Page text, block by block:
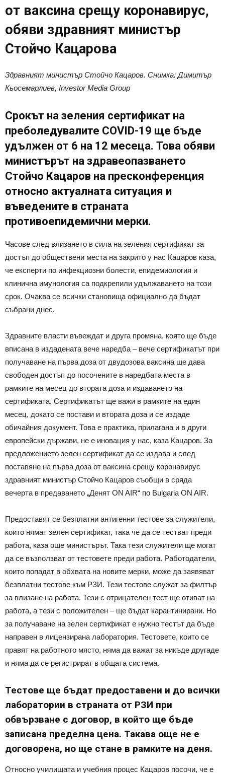
от ваксина срещу коронавирус,
обяви здравният министър
Стойчо Кацаровa
Здравният министър Стойчо Кацаров. Снимка: Димитър
Кьосемарлиев, Investor Media Group
Срокът на зеления сертификат на
преболедувалите COVID-19 ще бъде
удължен от 6 на 12 месеца. Това обяви
министърът на здравеопазването
Стойчо Кацаров на пресконференция
относно актуалната ситуация и
въведените в страната
противоепидемични мерки.
Часове след влизането в сила на зеления сертификат за
достъп до обществени места на закрито у нас Кацаров каза,
че експерти по инфекциозни болести, епидемиология и
клинична имунология са подкрепили удължаването на този
срок. Очаква се всички становища официално да бъдат
събрани днес.
Здравните власти въвеждат и друга промяна, която ще бъде
вписана в издадената вече наредба – вече сертификатът при
получаване на първа доза от двудозова ваксина ще дава
свободен достъп до посочените в наредбата места в
рамките на месец до втората доза и издаването на
сертификата. Сертификатът ще важи в рамките на един
месец, докато се постави и втората доза и се издаде
обичайния документ. Това е практика, прилагана и в други
европейски държави, не е иновация у нас, каза Кацаров. За
предложението зелен сертификат да се издава и след
поставяне на първа доза от ваксина срещу коронавирус
здравният министър Стойчо Кацаров съобщи в сряда
вечерта в предаването „Денят ON AIR“ по Bulgaria ON AIR.
Предоставят се безплатни антигенни тестове за служители,
които нямат зелен сертификат, така че да се тестват преди
работа, каза още министърът. Така тези служители ще могат
да се възползват от тестовете преди работа. Работодатели,
които попадат в обхвата на новите мерки, може да заявяват
безплатни тестове към РЗИ. Тези тестове служат за филтър
за влизане на работа. Тези с отрицателен тест ще отиват на
работа, а тези с положителен – ще бъдат карантинирани. Но
за получаване на зелен сертификат е нужно тестът да бъде
направен в лицензирана лаборатория. Тестовете, които се
правят на работното място, няма да важат за никъде другаде
и няма да се регистрират в общата система.
Тестове ще бъдат предоставени и до всички
лаборатории в страната от РЗИ при
обвързване с договор, в който ще бъде
записана пределна цена. Такава още не е
договорена, но ще стане в рамките на деня.
Относно училищата и учебния процес Кацаров посочи, че е